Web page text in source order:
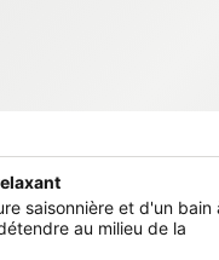
saisonnière et d'un bain
au milieu de la